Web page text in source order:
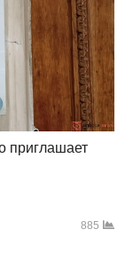
приглашает
885